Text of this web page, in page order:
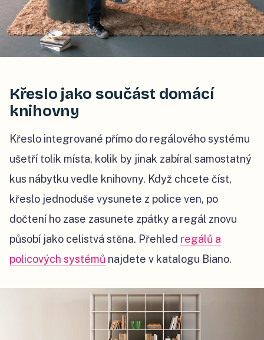
Křeslo jako součást domácí
knihovny
Křeslo integrované přímo do regálového systému
ušetří tolik místa, kolik by jinak zabíral samostatný
kus nábytku vedle knihovny. Když chcete číst,
křeslo jednoduše vysunete z police ven, po
dočtení ho zase zasunete zpátky a regál znovu
působí jako celistvá stěna. Přehled regálů a
policových systémů najdete v katalogu Biano.